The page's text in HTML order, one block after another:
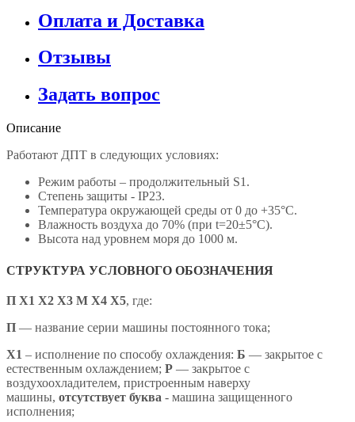
Оплата и Доставка
Отзывы
Задать вопрос
Описание
Работают ДПТ в следующих условиях:
Режим работы – продолжительный S1.
Степень защиты - IP23.
Температура окружающей среды от 0 до +35°С.
Влажность воздуха до 70% (при t=20±5°С).
Высота над уровнем моря до 1000 м.
СТРУКТУРА УСЛОВНОГО ОБОЗНАЧЕНИЯ
П Х1 Х2 Х3 М Х4 X5, где:
П — название серии машины постоянного тока;
X1 – исполнение по способу охлаждения: Б — закрытое с
естественным охлаждением; Р — закрытое с
воздухоохладителем, пристроенным наверху
машины, отсутствует буква - машина защищенного
исполнения;